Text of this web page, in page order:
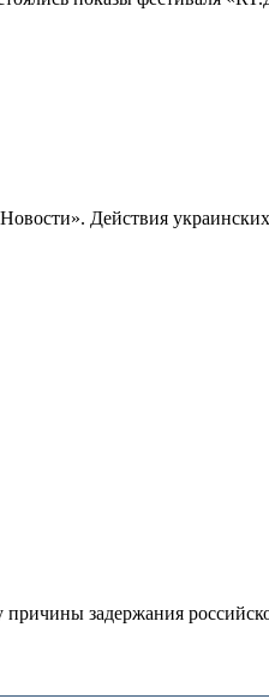
Действия
задержания